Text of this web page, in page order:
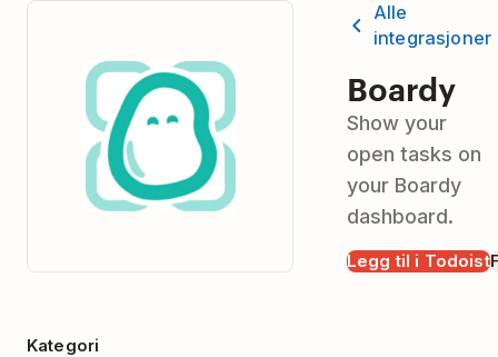
Alle
integrasjoner
Boardy
Show your
open tasks on
your Boardy
dashboard.
Legg til i Todoist
Kategori